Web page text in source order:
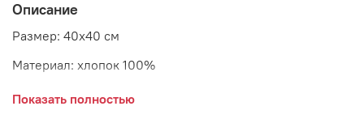
Описание
Размер: 40х40 см
Материал: хлопок 100%
Страна: Дания
Показать полностью